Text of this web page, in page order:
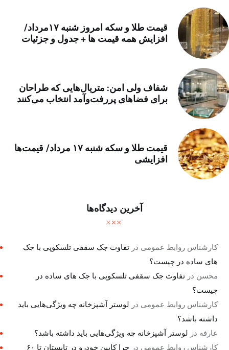
قیمت طلا و سکه امروز شنبه ۱۷مرداد/
افزایش همه قیمت ها + جدول و جزئیات
شفاف ولی امن: متریال‌هایی که طراحان
برای فضاهای پررفت‌وآمد انتخاب می‌کنند
قیمت طلا و سکه شنبه ۱۷ مرداد/ قیمت‌ها
افزایشی
آخرین دیدگاه‌ها
کارشناس روابط عمومی درتفاوت جک سقفی تلسکوپی با جک
های ساده در چیست؟
محسن درتفاوت جک سقفی تلسکوپی با جک های ساده در
چیست؟
کارشناس روابط عمومی در لوستر آشپزخانه چه ویژگی‌هایی باید
داشته باشد؟
عارفه در لوستر آشپزخانه چه ویژگی‌هایی باید داشته باشد؟
کارشناس روابط عمومی در چرا کابین خودرو در تابستان تا ۶۰